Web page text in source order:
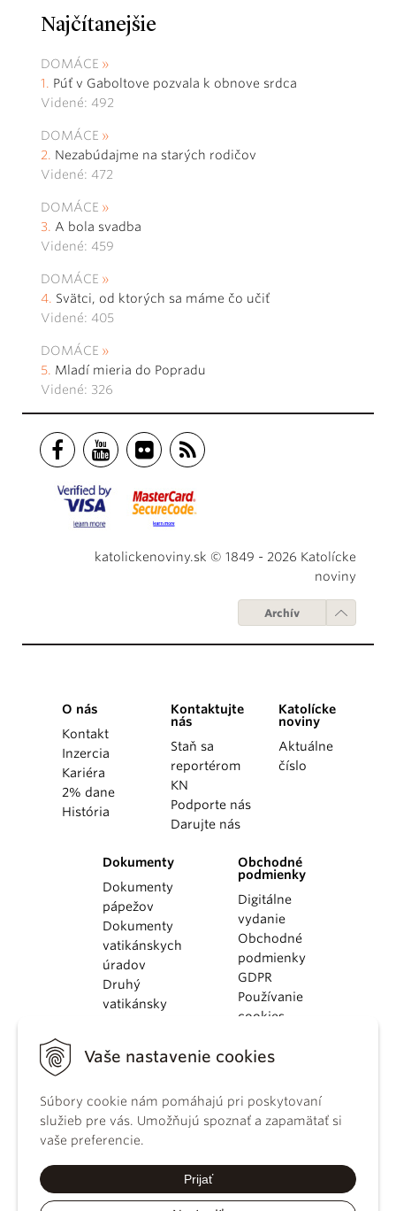
Vaše nastavenie cookies
Súbory cookie nám pomáhajú pri poskytovaní
služieb pre vás. Umožňujú spoznať a zapamätať si
vaše preferencie.
Prijať
Najčítanejšie
DOMÁCE
Púť v Gaboltove pozvala k obnove srdca
Videné: 492
DOMÁCE
Nezabúdajme na starých rodičov
Videné: 472
DOMÁCE
A bola svadba
Videné: 459
DOMÁCE
Svätci, od ktorých sa máme čo učiť
Videné: 405
DOMÁCE
Mladí mieria do Popradu
Videné: 326
katolickenoviny.sk © 1849 - 2026 Katolícke
noviny
Archív
O nás
Kontakt
Inzercia
Kariéra
2% dane
História
Kontaktujte
nás
Staň sa
reportérom
KN
Podporte nás
Darujte nás
Katolícke
noviny
Aktuálne
číslo
Dokumenty
Dokumenty
pápežov
Dokumenty
vatikánskych
úradov
Druhý
vatikánsky
KBS
kánonického
práva
Katechizmus
Obchodné
podmienky
Digitálne
vydanie
Obchodné
podmienky
GDPR
Používanie
cookies